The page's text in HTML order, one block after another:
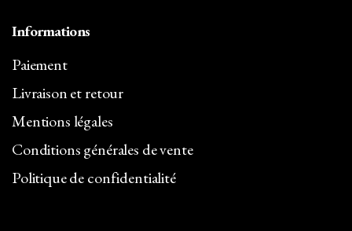
Informations
Paiement
Livraison et retour
Mentions légales
Conditions générales de vente
Politique de confidentialité